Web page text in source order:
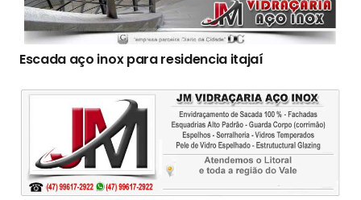
Escada aço inox para residencia itajaí